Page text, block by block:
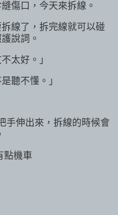
傷口，今天來拆線。
線了，拆完線就可以碰
說詞。
太好。」
聽不懂。」
手伸出來，拆線的時候會
點機車